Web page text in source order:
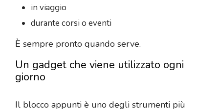
in viaggio
durante corsi o eventi
È sempre pronto quando serve.
Un gadget che viene utilizzato ogni
giorno
Il blocco appunti è uno degli strumenti più